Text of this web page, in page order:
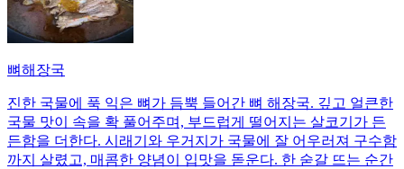
뼈해장국
진한 국물에 푹 익은 뼈가 듬뿍 들어간 뼈 해장국. 깊고 얼큰한
국물 맛이 속을 확 풀어주며, 부드럽게 떨어지는 살코기가 든
든함을 더한다. 시래기와 우거지가 국물에 잘 어우러져 구수함
까지 살렸고, 매콤한 양념이 입맛을 돋운다. 한 숟갈 뜨는 순간